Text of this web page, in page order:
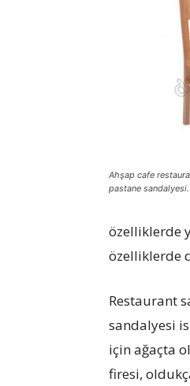
Ahşap cafe
pastane sandalyesi.
özelliklerde
özelliklerde
Restaurant
sandalyesi
için ağaçta
firesi,